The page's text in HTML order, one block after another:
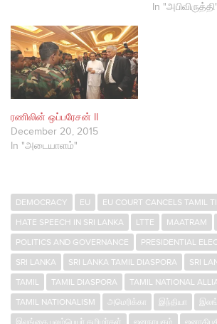
In "அபிவிருத்தி"
ரணிலின் ஒப்பரேசன் II
December 20, 2015
In "அடையாளம்"
DEMOCRACY EU
EU COURT CANCELS TAMIL
HATE SPEECH IN SRI LANKA
LTTE MAATRAM
POLITICS AND GOVERNANCE
PRESIDENTIAL
SRI LANKA
SRI LANKA TAMIL DIASPORA
SRI
TAMIL
TAMIL DIASPORA
TAMIL NATIONAL
TAMIL NATIONALISM
அமெரிக்கா இந்தியா
இலங்கை புலம்பெயர் தமிழர்கள்
ஜனநாயகம்